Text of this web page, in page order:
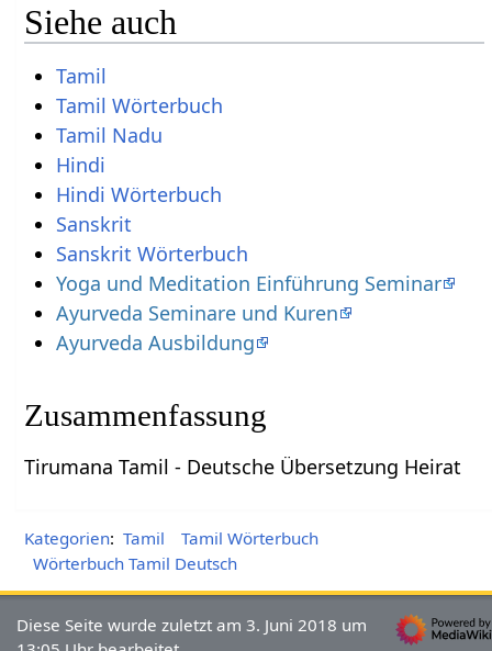
Siehe auch
Tamil
Tamil Wörterbuch
Tamil Nadu
Hindi
Hindi Wörterbuch
Sanskrit
Sanskrit Wörterbuch
Yoga und Meditation Einführung Seminar
Ayurveda Seminare und Kuren
Ayurveda Ausbildung
Zusammenfassung
Tirumana Tamil - Deutsche Übersetzung Heirat
Kategorien: Tamil
Tamil Wörterbuch
Wörterbuch Tamil Deutsch
Diese Seite wurde zuletzt am 3. Juni 2018 um